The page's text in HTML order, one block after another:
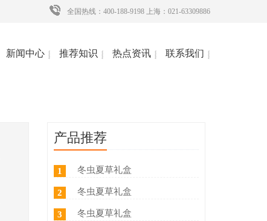
全国热线：400-188-9198 上海：021-63309886
新闻中心 推荐知识 热点资讯 联系我们
产品推荐
1 冬虫夏草礼盒
2 冬虫夏草礼盒
3 冬虫夏草礼盒